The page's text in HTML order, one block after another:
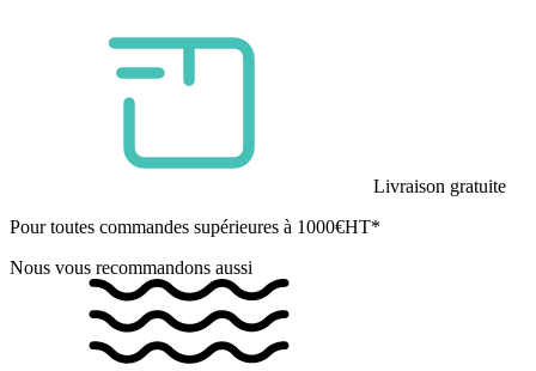
Livraison gratuite
Pour toutes commandes supérieures à 1000€HT*
Nous vous recommandons aussi